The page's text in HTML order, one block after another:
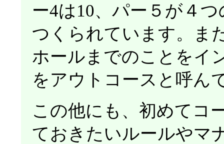
ー4は10、パー５が４
つくられています。ま
ホールまでのことをイ
をアウトコースと呼ん
この他にも、初めてコ
ておきたいルールやマ